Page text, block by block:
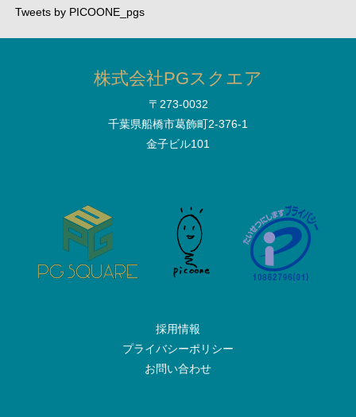
Tweets by PICOONE_pgs
株式会社PGスクエア
〒273-0032
千葉県船橋市葛飾町2-376-1
金子ビル101
採用情報
プライバシーポリシー
お問い合わせ